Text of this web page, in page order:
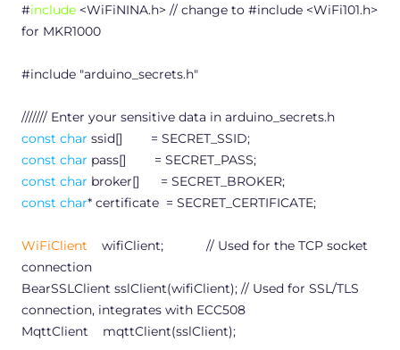
#include <WiFiNINA.h> // change to #include <WiFi101.h>
for MKR1000
#include "arduino_secrets.h"
/////// Enter your sensitive data in arduino_secrets.h
const char ssid[] = SECRET_SSID;
const char pass[] = SECRET_PASS;
const char broker[] = SECRET_BROKER;
const char* certificate = SECRET_CERTIFICATE;
WiFiClient wifiClient; // Used for the TCP socket
connection
BearSSLClient sslClient(wifiClient); // Used for SSL/TLS
connection, integrates with ECC508
MqttClient mqttClient(sslClient);